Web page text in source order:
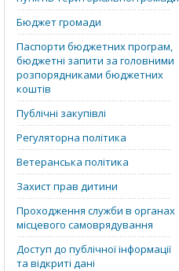
Бюджет громади
Паспорти бюджетних програм,
бюджетні запити за головними
розпорядниками бюджетних
коштів
Публічні закупівлі
Регуляторна політика
Ветеранська політика
Захист прав дитини
Проходження служби в органах
місцевого самоврядування
Доступ до публічної інформації
та відкриті дані